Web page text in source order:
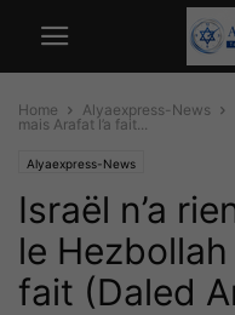
Home Alyaexpress-News
mais Arafat l’a fait...
Alyaexpress-News
Israël n’a
le Hezbollah
fait (Daled